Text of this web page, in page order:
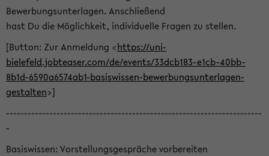
Bewerbungsunterlagen. Anschließend
hast Du die Möglichkeit, individuelle Fragen zu stellen.
[Button: Zur Anmeldung <https://uni-
bielefeld.jobteaser.com/de/events/33dcb183-e1cb-40bb-
8b1d-6590a6574ab1-basiswissen-bewerbungsunterlagen-
gestalten>]
-----------------------------------------------------------------------
-
Basiswissen: Vorstellungsgespräche vorbereiten